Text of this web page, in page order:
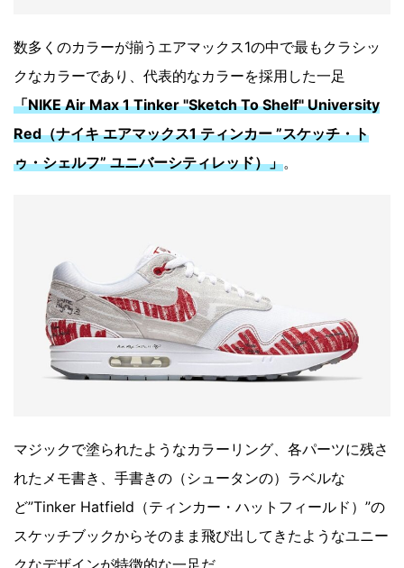
数多くのカラーが揃うエアマックス1の中で最もクラシッ
クなカラーであり、代表的なカラーを採用した一足
「NIKE Air Max 1 Tinker "Sketch To Shelf" University
Red（ナイキ エアマックス1 ティンカー ”スケッチ・ト
ゥ・シェルフ” ユニバーシティレッド）」。
マジックで塗られたようなカラーリング、各パーツに残さ
れたメモ書き、手書きの（シュータンの）ラベルな
ど”Tinker Hatfield（ティンカー・ハットフィールド）”の
スケッチブックからそのまま飛び出してきたようなユニー